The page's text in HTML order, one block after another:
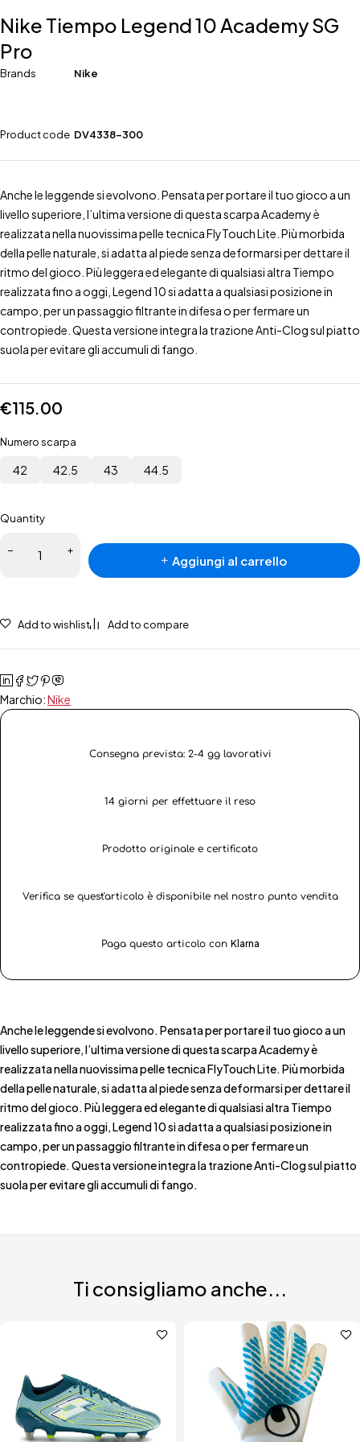
Nike Tiempo Legend 10 Academy SG
Pro
Brands Nike
Product code DV4338-300
Anche le leggende si evolvono. Pensata per portare il tuo gioco a un
livello superiore, l’ultima versione di questa scarpa Academy è
realizzata nella nuovissima pelle tecnica FlyTouch Lite. Più morbida
della pelle naturale, si adatta al piede senza deformarsi per dettare il
ritmo del gioco. Più leggera ed elegante di qualsiasi altra Tiempo
realizzata fino a oggi, Legend 10 si adatta a qualsiasi posizione in
campo, per un passaggio filtrante in difesa o per fermare un
contropiede. Questa versione integra la trazione Anti-Clog sul piatto
suola per evitare gli accumuli di fango.
€115.00
Numero scarpa
42 42.5 43 44.5
Quantity
Aggiungi al carrello
Add to wishlist Add to compare
Marchio:Nike
Consegna prevista: 2-4 gg lavorativi
14 giorni per effettuare il reso
Prodotto originale e certificato
Verifica se quest'articolo è disponibile nel nostro punto vendita
Paga questo articolo con Klarna
Anche le leggende si evolvono. Pensata per portare il tuo gioco a un
livello superiore, l’ultima versione di questa scarpa Academy è
realizzata nella nuovissima pelle tecnica FlyTouch Lite. Più morbida
della pelle naturale, si adatta al piede senza deformarsi per dettare il
ritmo del gioco. Più leggera ed elegante di qualsiasi altra Tiempo
realizzata fino a oggi, Legend 10 si adatta a qualsiasi posizione in
campo, per un passaggio filtrante in difesa o per fermare un
contropiede. Questa versione integra la trazione Anti-Clog sul piatto
suola per evitare gli accumuli di fango.
Ti consigliamo anche...